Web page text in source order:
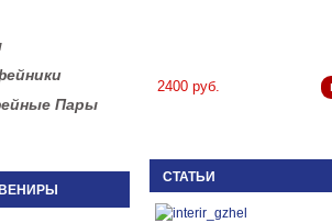
Пары
2400 руб.
СТАТЬИ